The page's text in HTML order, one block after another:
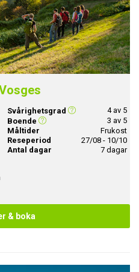
Svårighetsgrad
4 av 5
Boende
3 av 5
Måltider
Frukost
Reseperiod
27/08 - 10/10
Antal dagar
7 dagar
& boka